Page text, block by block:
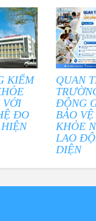
KIỂM
VỚI
ĐO
QUAN
ĐỘNG
BẢO VỆ
KHỎE
LAO
DIỆN